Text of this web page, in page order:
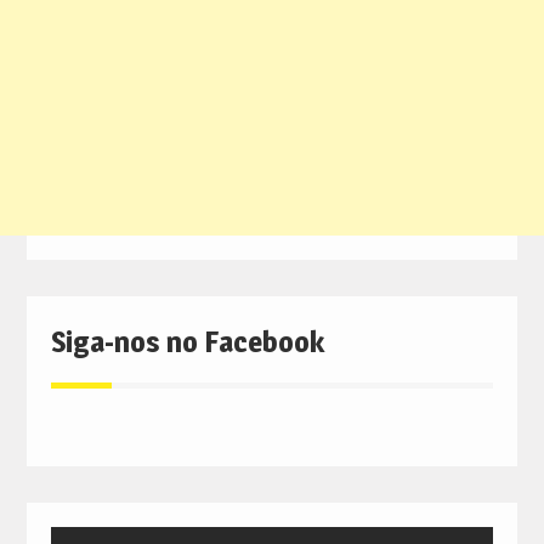
Siga-nos no Facebook